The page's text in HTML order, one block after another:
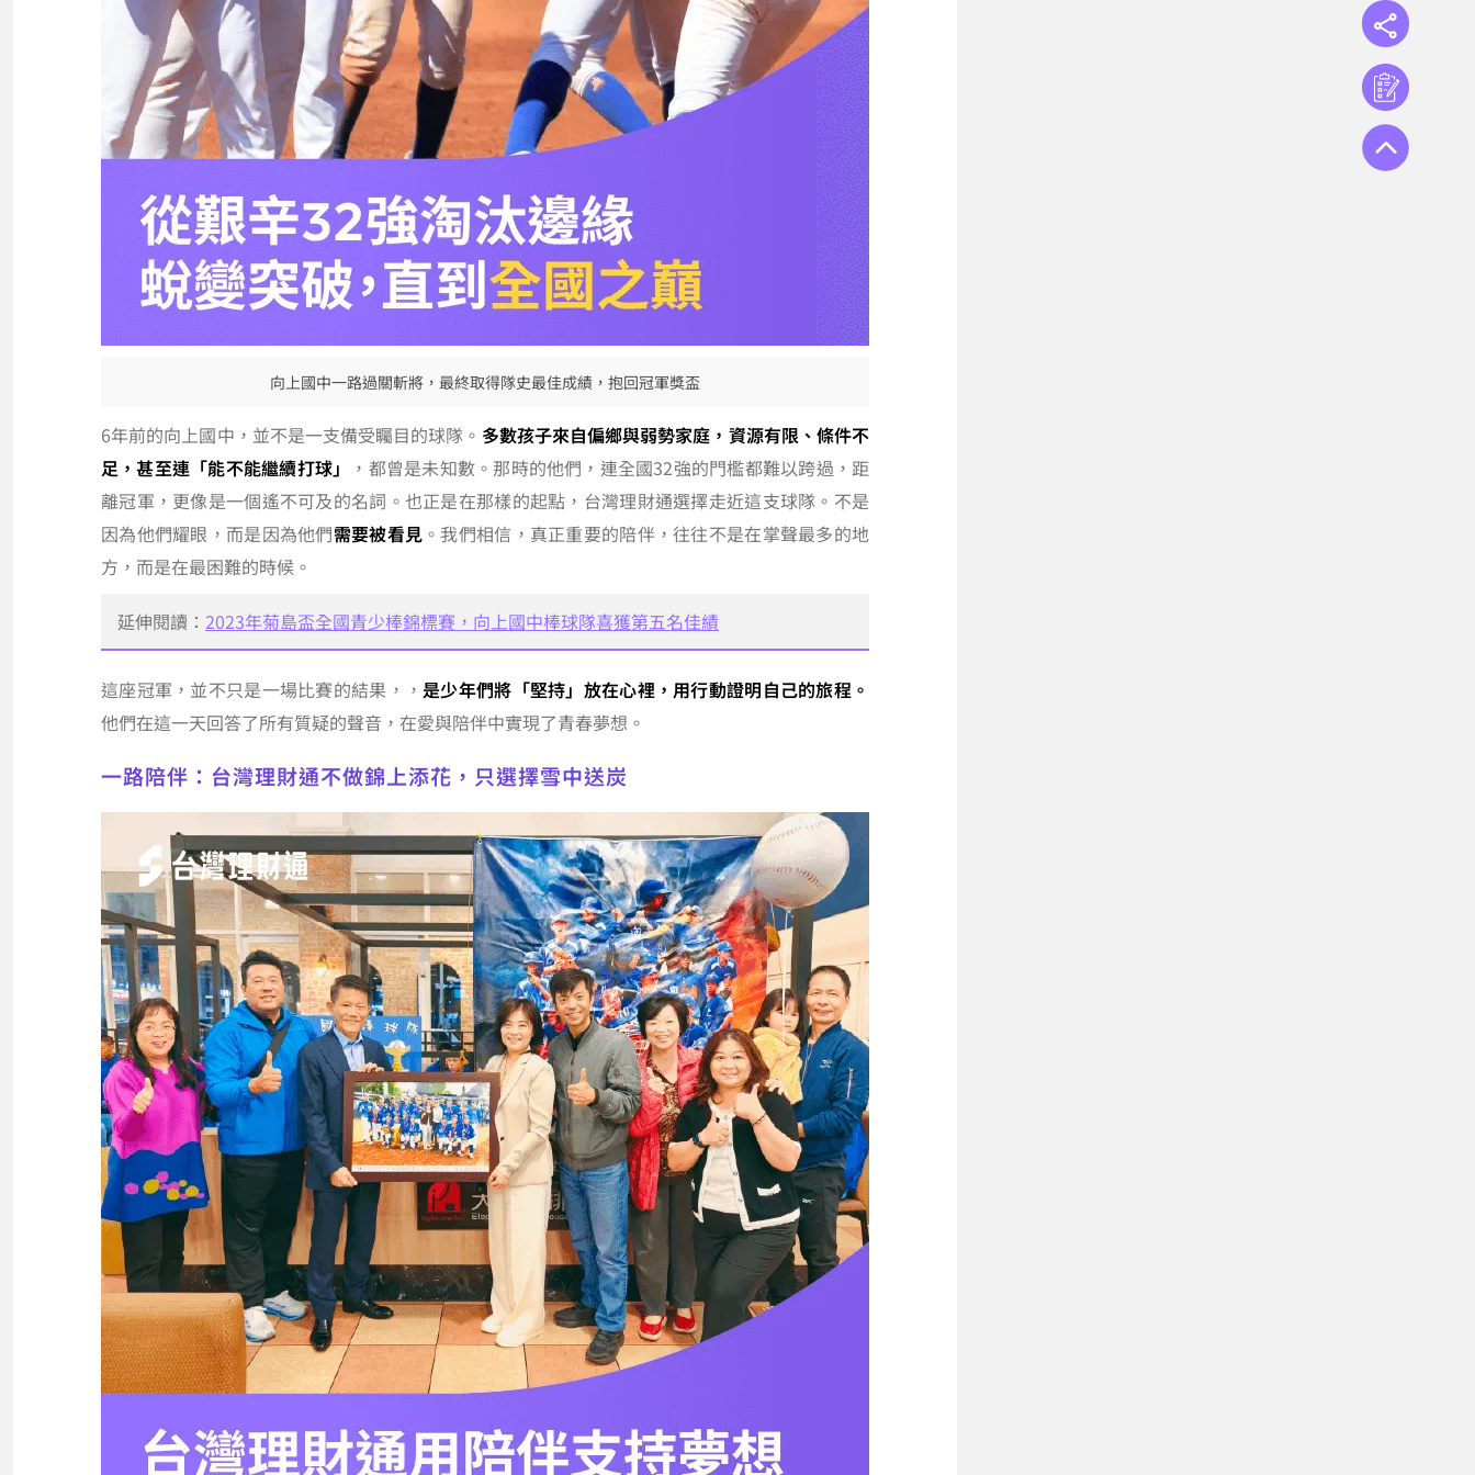
向上國中一路過關斬將，最終取得隊史最佳成績，抱回冠軍獎盃
6年前的向上國中，並不是一支備受矚目的球隊。 多數孩子來自偏鄉與弱勢家庭，資源有限、條件不
足，甚至連「能不能繼續打球」
，都曾是未知數。那時的他們，連全國32強的門檻都難以跨過，距
離冠軍，更像是一個遙不可及的名詞。也正是在那樣的起點，台灣理財通選擇走近這支球隊。不是
因為他們耀眼，而是因為他們需要被看見 。我們相信，真正重要的陪伴，往往不是在掌聲最多的地
方，而是在最困難的時候。
延伸閱讀：2023年菊島盃全國青少棒錦標賽，向上國中棒球隊喜獲第五名佳績
這座冠軍，並不只是一場比賽的結果，， 是少年們將「堅持」放在心裡，用行動證明自己的旅程。
他們在這一天回答了所有質疑的聲音，在愛與陪伴中實現了青春夢想。
一路陪伴：台灣理財通不做錦上添花，只選擇雪中送炭